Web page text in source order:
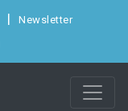
Newsletter